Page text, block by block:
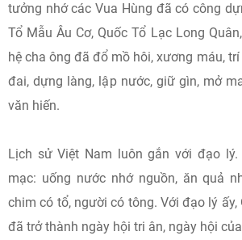
tưởng nhớ các Vua Hùng đã có công
Tổ Mẫu Âu Cơ, Quốc Tổ Lạc Long
hệ cha ông đã đổ mồ hôi, xương máu,
đai, dựng làng, lập nước, giữ gìn, mở
văn hiến.
Lịch sử Việt Nam luôn gắn với đạo
mạc: uống nước nhớ nguồn, ăn quả
chim có tổ, người có tông. Với đạo lý ấy,
đã trở thành ngày hội tri ân, ngày hội